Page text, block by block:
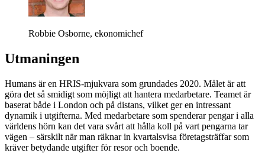
Robbie Osborne, ekonomichef
Utmaningen
Humans är en HRIS-mjukvara som grundades 2020. Målet är att
göra det så smidigt som möjligt att hantera medarbetare. Teamet är
baserat både i London och på distans, vilket ger en intressant
dynamik i utgifterna. Med medarbetare som spenderar pengar i alla
världens hörn kan det vara svårt att hålla koll på vart pengarna tar
vägen – särskilt när man räknar in kvartalsvisa företagsträffar som
kräver betydande utgifter för resor och boende.